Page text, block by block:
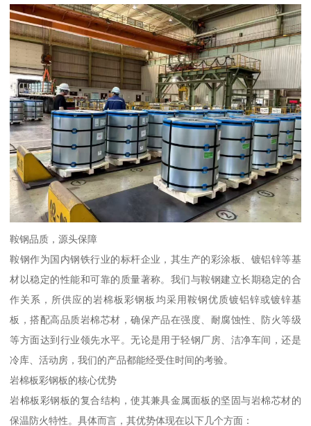
鞍钢品质，源头保障
鞍钢作为国内钢铁行业的标杆企业，其生产的彩涂板、镀铝锌等基
材以稳定的性能和可靠的质量著称。我们与鞍钢建立长期稳定的合
作关系，所供应的岩棉板彩钢板均采用鞍钢优质镀铝锌或镀锌基
板，搭配高品质岩棉芯材，确保产品在强度、耐腐蚀性、防火等级
等方面达到行业领先水平。无论是用于轻钢厂房、洁净车间，还是
冷库、活动房，我们的产品都能经受住时间的考验。
岩棉板彩钢板的核心优势
岩棉板彩钢板的复合结构，使其兼具金属面板的坚固与岩棉芯材的
保温防火特性。具体而言，其优势体现在以下几个方面：